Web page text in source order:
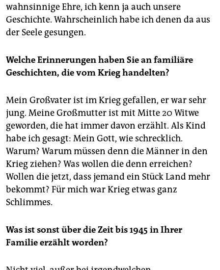
wahnsinnige Ehre, ich kenn ja auch unsere
Geschichte. Wahrscheinlich habe ich denen da aus
der Seele gesungen.
Welche Erinnerungen haben Sie an familiäre
Geschichten, die vom Krieg handelten?
Mein Großvater ist im Krieg gefallen, er war sehr
jung. Meine Großmutter ist mit Mitte 20 Witwe
geworden, die hat immer davon erzählt. Als Kind
habe ich gesagt: Mein Gott, wie schrecklich.
Warum? Warum müssen denn die Männer in den
Krieg ziehen? Was wollen die denn erreichen?
Wollen die jetzt, dass jemand ein Stück Land mehr
bekommt? Für mich war Krieg etwas ganz
Schlimmes.
Was ist sonst über die Zeit bis 1945 in Ihrer
Familie erzählt worden?